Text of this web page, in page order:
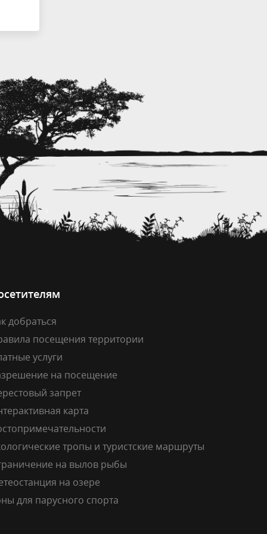
добраться
посещения территории
услуги
на посещение
запрет
карта
тропы и туристские маршруты
на вылов рыбы
на озере
для парусного спорта